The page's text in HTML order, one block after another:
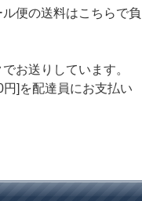
便の送料はこちらで負
お送りしています。
]を配達員にお支払い